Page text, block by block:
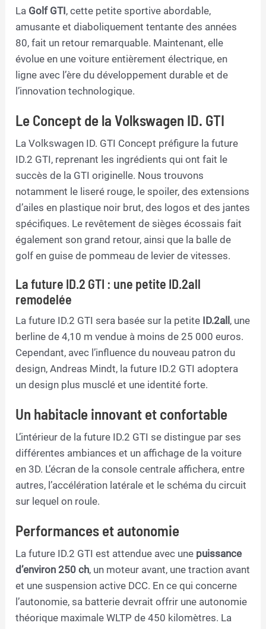
La Golf GTI, cette petite sportive abordable,
amusante et diaboliquement tentante des années
80, fait un retour remarquable. Maintenant, elle
évolue en une voiture entièrement électrique, en
ligne avec l’ère du développement durable et de
l’innovation technologique.
Le Concept de la Volkswagen ID. GTI
La Volkswagen ID. GTI Concept préfigure la future
ID.2 GTI, reprenant les ingrédients qui ont fait le
succès de la GTI originelle. Nous trouvons
notamment le liseré rouge, le spoiler, des extensions
d’ailes en plastique noir brut, des logos et des jantes
spécifiques. Le revêtement de sièges écossais fait
également son grand retour, ainsi que la balle de
golf en guise de pommeau de levier de vitesses.
La future ID.2 GTI : une petite ID.2all
remodelée
La future ID.2 GTI sera basée sur la petite ID.2all, une
berline de 4,10 m vendue à moins de 25 000 euros.
Cependant, avec l’influence du nouveau patron du
design, Andreas Mindt, la future ID.2 GTI adoptera
un design plus musclé et une identité forte.
Un habitacle innovant et confortable
L’intérieur de la future ID.2 GTI se distingue par ses
différentes ambiances et un affichage de la voiture
en 3D. L’écran de la console centrale affichera, entre
autres, l’accélération latérale et le schéma du circuit
sur lequel on roule.
Performances et autonomie
La future ID.2 GTI est attendue avec une puissance
d’environ 250 ch, un moteur avant, une traction avant
et une suspension active DCC. En ce qui concerne
l’autonomie, sa batterie devrait offrir une autonomie
théorique maximale WLTP de 450 kilomètres. La